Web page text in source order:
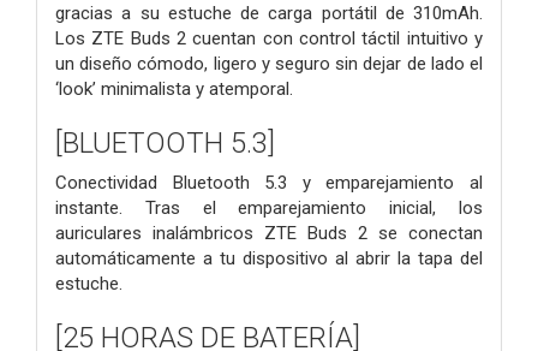
gracias a su estuche de carga portátil de 310mAh.
Los ZTE Buds 2 cuentan con control táctil intuitivo y
un diseño cómodo, ligero y seguro sin dejar de lado el
‘look’ minimalista y atemporal.
[BLUETOOTH 5.3]
Conectividad Bluetooth 5.3 y emparejamiento al
instante. Tras el emparejamiento inicial, los
auriculares inalámbricos ZTE Buds 2 se conectan
automáticamente a tu dispositivo al abrir la tapa del
estuche.
[25 HORAS DE BATERÍA]